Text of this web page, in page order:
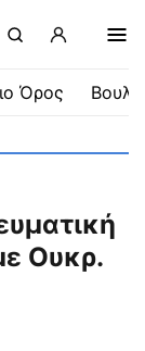
Όρος
Ουκρ.